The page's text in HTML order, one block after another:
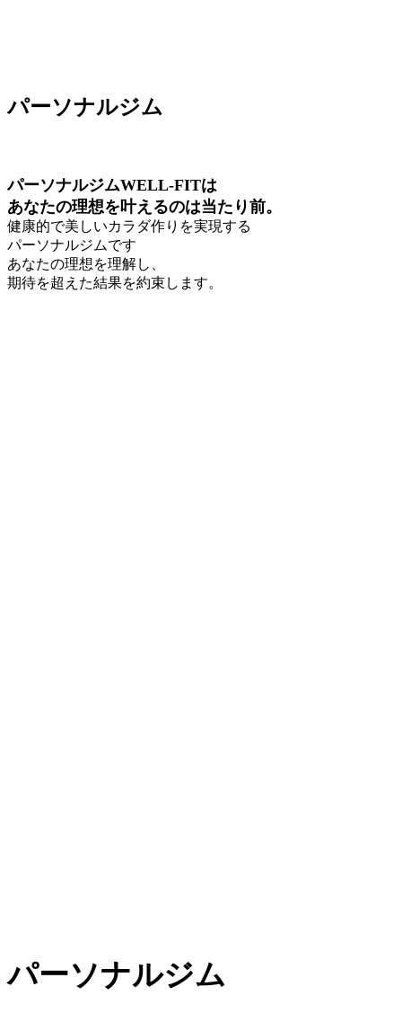
パーソナルジム
パーソナルジムWELL-FITは
あなたの理想を叶えるのは当たり前。
健康的で美しいカラダ作りを実現する
パーソナルジムです
あなたの理想を理解し、
期待を超えた結果を約束します。
パーソナルジム